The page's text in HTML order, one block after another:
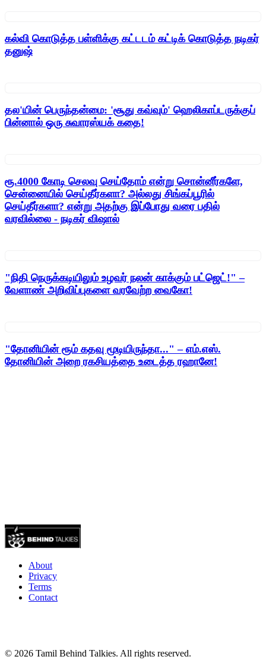
கல்வி கொடுத்த பள்ளிக்கு கட்டடம் கட்டிக் கொடுத்த நடிகர்
தனுஷ்
தல'யின் பெருந்தன்மை: 'சூது கவ்வும்' ஹெலிகாப்டருக்குப்
பின்னால் ஒரு சுவாரஸ்யக் கதை!
ரூ.4000 கோடி செலவு செய்தோம் என்று சொன்னீர்களே,
சென்னையில் செய்தீர்களா? அல்லது சிங்கப்பூரில்
செய்தீர்களா? என்று அதற்கு இப்போது வரை பதில்
வரவில்லை - நடிகர் விஷால்
"நிதி நெருக்கடியிலும் உழவர் நலன் காக்கும் பட்ஜெட்!" –
வேளாண் அறிவிப்புகளை வரவேற்ற வைகோ!
"தோனியின் ரூம் கதவு மூடியிருந்தா..." – எம்.எஸ்.
தோனியின் அறை ரகசியத்தை உடைத்த ரஹானே!
About
Privacy
Terms
Contact
© 2026 Tamil Behind Talkies. All rights reserved.